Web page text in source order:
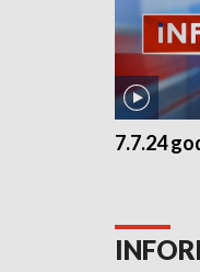
7.7.24